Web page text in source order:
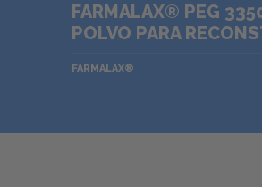
FARMALAX® PEG
POLVO PARA
FARMALAX®